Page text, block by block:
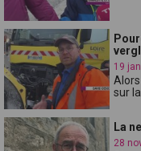
19
sur
La
28